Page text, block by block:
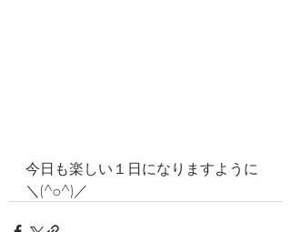
今日も楽しい１日になりますように
＼(^o^)／